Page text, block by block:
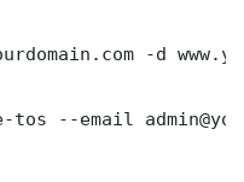
-d
--email